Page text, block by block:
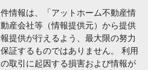
情報は、「アットホーム不動産情
産会社等（情報提供元）から提供
提供が行えるよう、最大限の努力
証するものではありません。 利用
取引に起因する損害および情報が